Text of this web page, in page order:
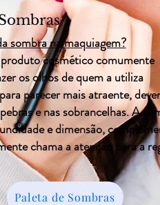
sombra na maquiagem?
cosmético comumente
os olhos de quem a utiliza
parecer mais atraente,
e nas sobrancelhas. A
e dimensão,
chama a atenção para a
Paleta de Sombras